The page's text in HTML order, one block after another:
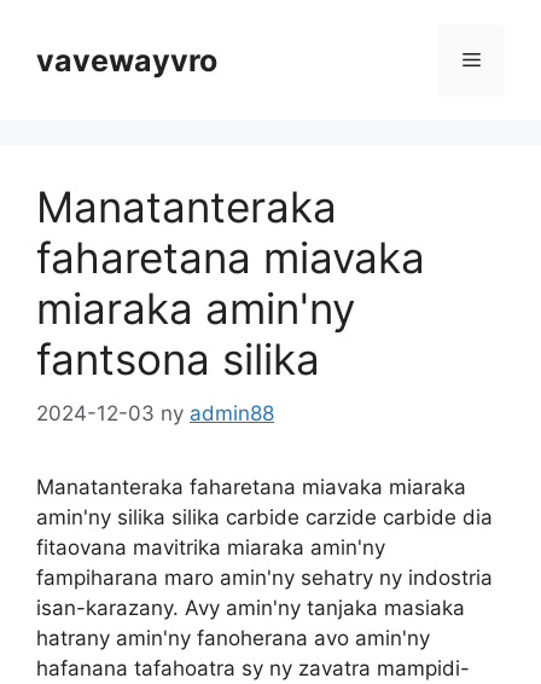
amin'nyvavewayvro sakafo
Manatanteraka
faharetana miavaka
miaraka amin'ny
fantsona silika
2024-12-03 ny admin88
Manatanteraka faharetana miavaka miaraka
amin'ny silika silika carbide carzide carbide dia
fitaovana mavitrika miaraka amin'ny
fampiharana maro amin'ny sehatry ny indostria
isan-karazany. Avy amin'ny tanjaka masiaka
hatrany amin'ny fanoherana avo amin'ny
hafanana tafahoatra sy ny zavatra mampidi-